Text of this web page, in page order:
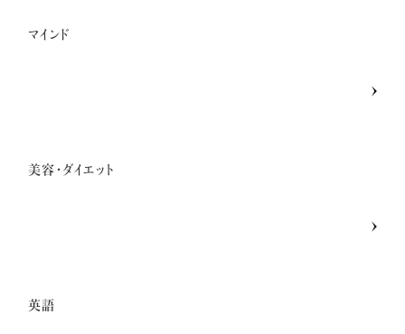
マインド
美容・ダイエット
英語